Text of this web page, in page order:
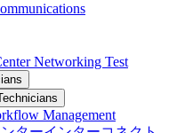
Networking Test
Management